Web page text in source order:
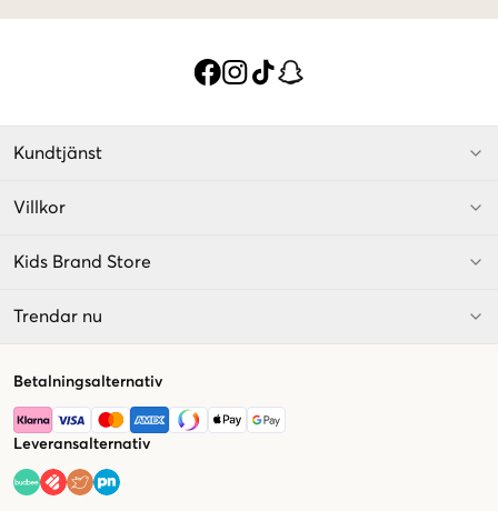
Kundtjänst
Villkor
Kids Brand Store
Trendar nu
Betalningsalternativ
Leveransalternativ